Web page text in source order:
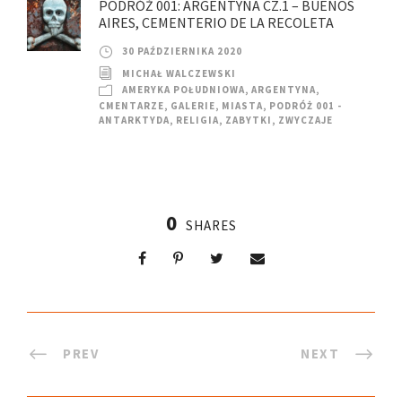
PODRÓŻ 001: ARGENTYNA CZ.1 – BUENOS
AIRES, CEMENTERIO DE LA RECOLETA
30 PAŹDZIERNIKA 2020
MICHAŁ WALCZEWSKI
AMERYKA POŁUDNIOWA, ARGENTYNA,
CMENTARZE, GALERIE, MIASTA, PODRÓŻ 001 -
ANTARKTYDA, RELIGIA, ZABYTKI , ZWYCZAJE
0 SHARES
PREV NEXT